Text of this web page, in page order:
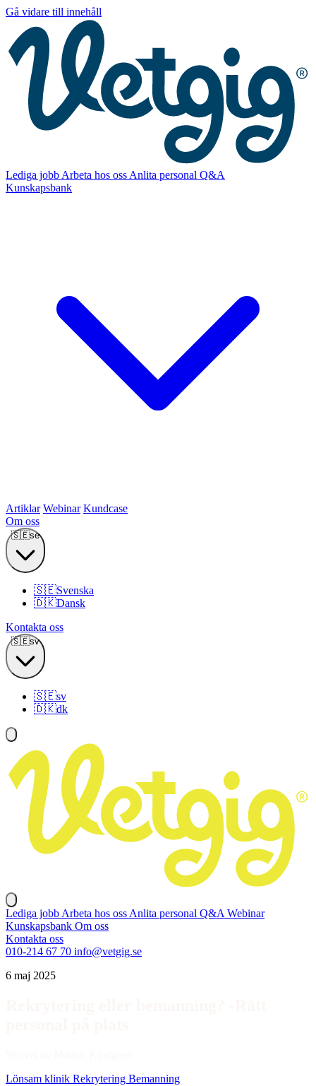
Gå vidare till innehåll
Lediga jobb Arbeta hos oss Anlita personal Q&A
Kunskapsbank
Artiklar Webinar Kundcase
Om oss
🇸🇪se
🇸🇪Svenska
🇩🇰Dansk
Kontakta oss
🇸🇪sv
🇸🇪sv
🇩🇰dk
Lediga jobb Arbeta hos oss Anlita personal Q&A Webinar
Kunskapsbank Om oss
Kontakta oss
010-214 67 70 info@vetgig.se
6 maj 2025
Lönsam klinik Rekrytering Bemanning